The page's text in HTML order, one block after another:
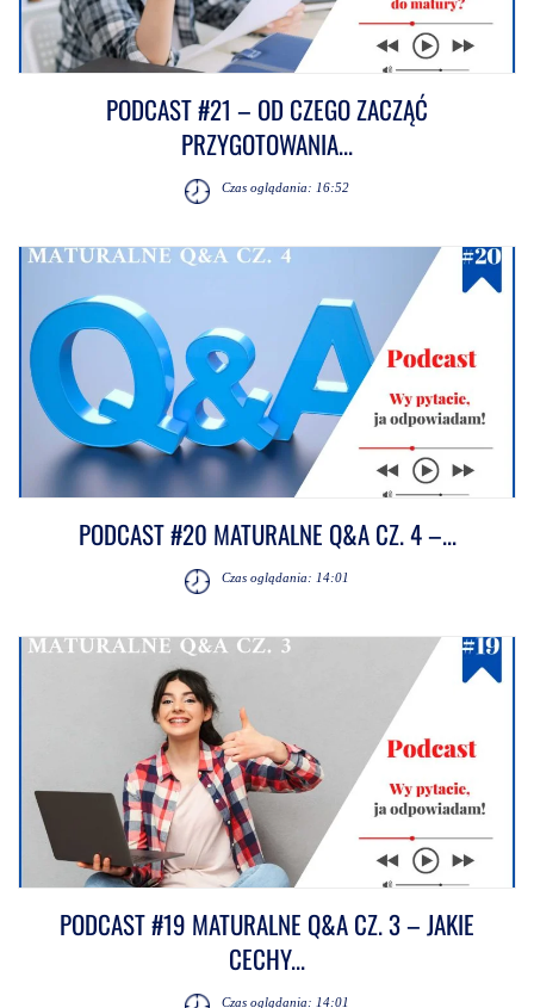
PODCAST #21 – OD CZEGO ZACZĄĆ
PRZYGOTOWANIA...
Czas oglądania: 16:52
PODCAST #20 MATURALNE Q&A CZ. 4 –...
Czas oglądania: 14:01
PODCAST #19 MATURALNE Q&A CZ. 3 – JAKIE
CECHY...
Czas oglądania: 14:01